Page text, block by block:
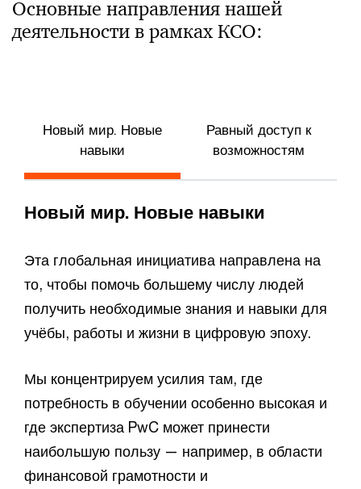
Основные направления нашей
деятельности в рамках КСО:​
Новый мир. Новые
навыки
Равный доступ к
возможностям
Новый мир. Новые навыки
Эта глобальная инициатива направлена на
то, чтобы помочь большему числу людей
получить необходимые знания и навыки для
учёбы, работы и жизни в цифровую эпоху. ​
Мы концентрируем усилия там, где
потребность в обучении особенно высокая и
где экспертиза PwC может принести
наибольшую пользу — например, в области
финансовой грамотности и